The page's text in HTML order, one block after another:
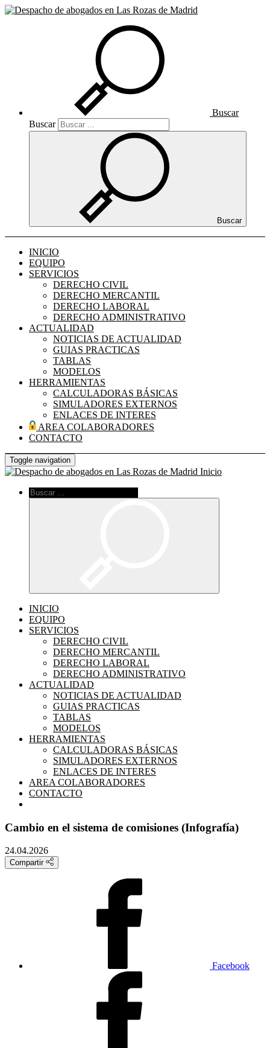
Buscar
Buscar
Buscar
INICIO
EQUIPO
SERVICIOS
DERECHO CIVIL
DERECHO MERCANTIL
DERECHO LABORAL
DERECHO ADMINISTRATIVO
ACTUALIDAD
NOTICIAS DE ACTUALIDAD
GUIAS PRACTICAS
TABLAS
MODELOS
HERRAMIENTAS
CALCULADORAS BÁSICAS
SIMULADORES EXTERNOS
ENLACES DE INTERES
AREA COLABORADORES
CONTACTO
Toggle navigation
Inicio
INICIO
EQUIPO
SERVICIOS
DERECHO CIVIL
DERECHO MERCANTIL
DERECHO LABORAL
DERECHO ADMINISTRATIVO
ACTUALIDAD
NOTICIAS DE ACTUALIDAD
GUIAS PRACTICAS
TABLAS
MODELOS
HERRAMIENTAS
CALCULADORAS BÁSICAS
SIMULADORES EXTERNOS
ENLACES DE INTERES
AREA COLABORADORES
CONTACTO
Cambio en el sistema de comisiones (Infografía)
24.04.2026
Compartir
Facebook